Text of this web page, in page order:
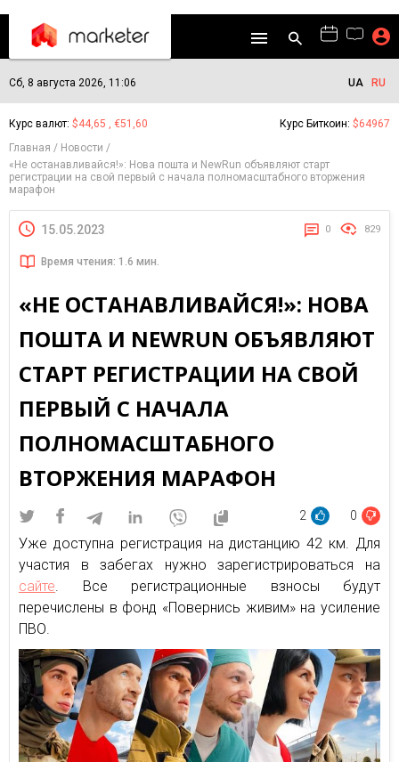
Сб, 8 августа 2026, 11:06 UA RU
Курс валют: $44,65 , €51,60 Курс Биткоин: $64967
Главная
Новости
«Не останавливайся!»: Нова пошта и NewRun объявляют старт
регистрации на свой первый с начала полномасштабного вторжения
марафон
15.05.2023 0 829
Время чтения: 1.6 мин.
«НЕ ОСТАНАВЛИВАЙСЯ!»: НОВА
ПОШТА И NEWRUN ОБЪЯВЛЯЮТ
СТАРТ РЕГИСТРАЦИИ НА СВОЙ
ПЕРВЫЙ С НАЧАЛА
ПОЛНОМАСШТАБНОГО
ВТОРЖЕНИЯ МАРАФОН
2 0
Уже доступна регистрация на дистанцию 42 км. Для
участия в забегах нужно зарегистрироваться на
сайте. Все регистрационные взносы будут
перечислены в фонд «Повернись живим» на усиление
ПВО.